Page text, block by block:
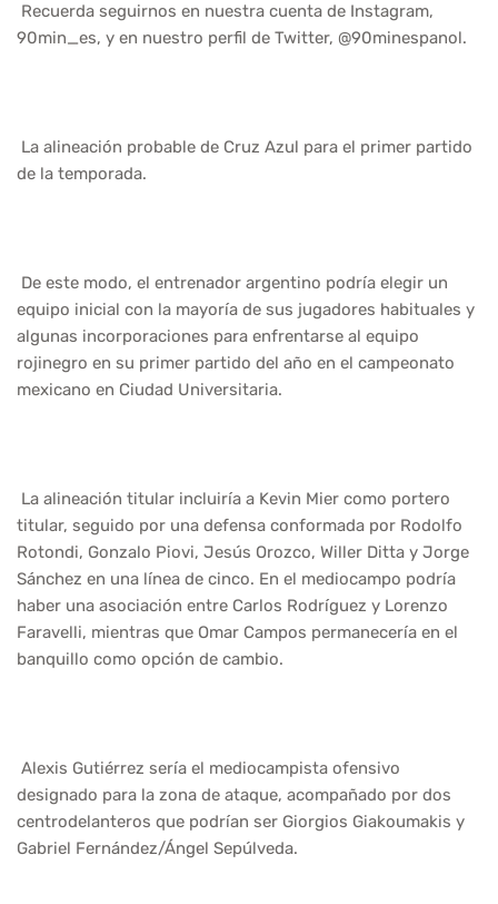
Recuerda seguirnos en nuestra cuenta de Instagram,
90min_es, y en nuestro perfil de Twitter, @90minespanol.
La alineación probable de Cruz Azul para el primer partido
de la temporada.
De este modo, el entrenador argentino podría elegir un
equipo inicial con la mayoría de sus jugadores habituales y
algunas incorporaciones para enfrentarse al equipo
rojinegro en su primer partido del año en el campeonato
mexicano en Ciudad Universitaria.
La alineación titular incluiría a Kevin Mier como portero
titular, seguido por una defensa conformada por Rodolfo
Rotondi, Gonzalo Piovi, Jesús Orozco, Willer Ditta y Jorge
Sánchez en una línea de cinco. En el mediocampo podría
haber una asociación entre Carlos Rodríguez y Lorenzo
Faravelli, mientras que Omar Campos permanecería en el
banquillo como opción de cambio.
Alexis Gutiérrez sería el mediocampista ofensivo
designado para la zona de ataque, acompañado por dos
centrodelanteros que podrían ser Giorgios Giakoumakis y
Gabriel Fernández/Ángel Sepúlveda.